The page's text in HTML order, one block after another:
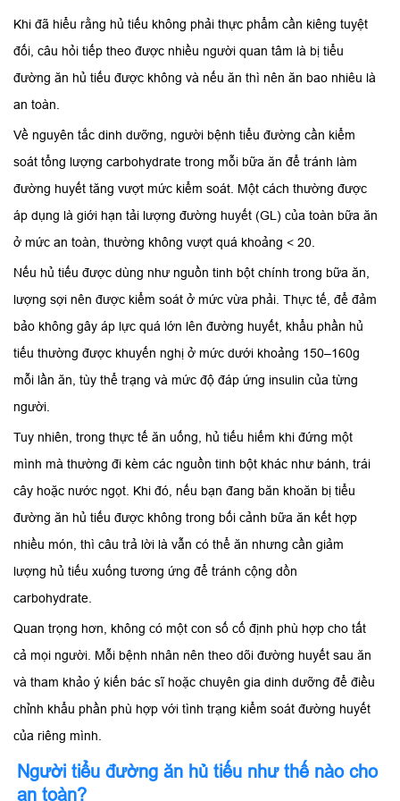
Khi đã hiểu rằng hủ tiếu không phải thực phẩm cần kiêng tuyệt
đối, câu hỏi tiếp theo được nhiều người quan tâm là bị tiểu
đường ăn hủ tiếu được không và nếu ăn thì nên ăn bao nhiêu là
an toàn.
Về nguyên tắc dinh dưỡng, người bệnh tiểu đường cần kiểm
soát tổng lượng carbohydrate trong mỗi bữa ăn để tránh làm
đường huyết tăng vượt mức kiểm soát. Một cách thường được
áp dụng là giới hạn tải lượng đường huyết (GL) của toàn bữa ăn
ở mức an toàn, thường không vượt quá khoảng < 20.
Nếu hủ tiếu được dùng như nguồn tinh bột chính trong bữa ăn,
lượng sợi nên được kiểm soát ở mức vừa phải. Thực tế, để đảm
bảo không gây áp lực quá lớn lên đường huyết, khẩu phần hủ
tiếu thường được khuyến nghị ở mức dưới khoảng 150–160g
mỗi lần ăn, tùy thể trạng và mức độ đáp ứng insulin của từng
người.
Tuy nhiên, trong thực tế ăn uống, hủ tiếu hiếm khi đứng một
mình mà thường đi kèm các nguồn tinh bột khác như bánh, trái
cây hoặc nước ngọt. Khi đó, nếu bạn đang băn khoăn bị tiểu
đường ăn hủ tiếu được không trong bối cảnh bữa ăn kết hợp
nhiều món, thì câu trả lời là vẫn có thể ăn nhưng cần giảm
lượng hủ tiếu xuống tương ứng để tránh cộng dồn
carbohydrate.
Quan trọng hơn, không có một con số cố định phù hợp cho tất
cả mọi người. Mỗi bệnh nhân nên theo dõi đường huyết sau ăn
và tham khảo ý kiến bác sĩ hoặc chuyên gia dinh dưỡng để điều
chỉnh khẩu phần phù hợp với tình trạng kiểm soát đường huyết
của riêng mình.
Người tiểu đường ăn hủ tiếu như thế nào cho
an toàn?